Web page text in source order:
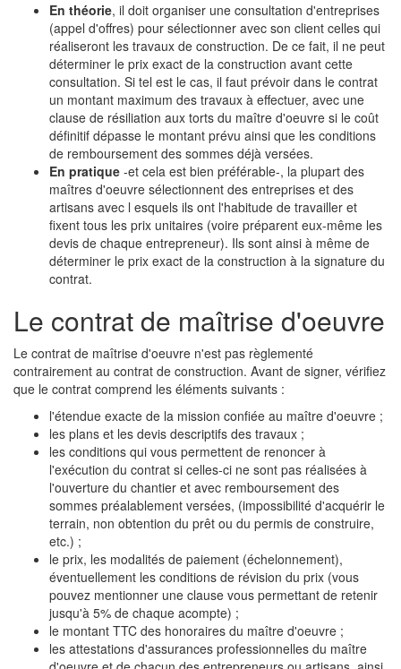
En théorie, il doit organiser une consultation d'entreprises
(appel d'offres) pour sélectionner avec son client celles qui
réaliseront les travaux de construction. De ce fait, il ne peut
déterminer le prix exact de la construction avant cette
consultation. Si tel est le cas, il faut prévoir dans le contrat
un montant maximum des travaux à effectuer, avec une
clause de résiliation aux torts du maître d'oeuvre si le coût
définitif dépasse le montant prévu ainsi que les conditions
de remboursement des sommes déjà versées.
En pratique -et cela est bien préférable-, la plupart des
maîtres d'oeuvre sélectionnent des entreprises et des
artisans avec l esquels ils ont l'habitude de travailler et
fixent tous les prix unitaires (voire préparent eux-même les
devis de chaque entrepreneur). Ils sont ainsi à même de
déterminer le prix exact de la construction à la signature du
contrat.
Le contrat de maîtrise d'oeuvre
Le contrat de maîtrise d'oeuvre n'est pas règlementé
contrairement au contrat de construction. Avant de signer, vérifiez
que le contrat comprend les éléments suivants :
l'étendue exacte de la mission confiée au maître d'oeuvre ;
les plans et les devis descriptifs des travaux ;
les conditions qui vous permettent de renoncer à
l'exécution du contrat si celles-ci ne sont pas réalisées à
l'ouverture du chantier et avec remboursement des
sommes préalablement versées, (impossibilité d'acquérir le
terrain, non obtention du prêt ou du permis de construire,
etc.) ;
le prix, les modalités de paiement (échelonnement),
éventuellement les conditions de révision du prix (vous
pouvez mentionner une clause vous permettant de retenir
jusqu'à 5% de chaque acompte) ;
le montant TTC des honoraires du maître d'oeuvre ;
les attestations d'assurances professionnelles du maître